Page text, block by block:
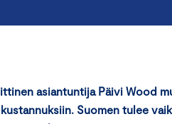
asiantuntija Päivi Wood
Suomen tulee